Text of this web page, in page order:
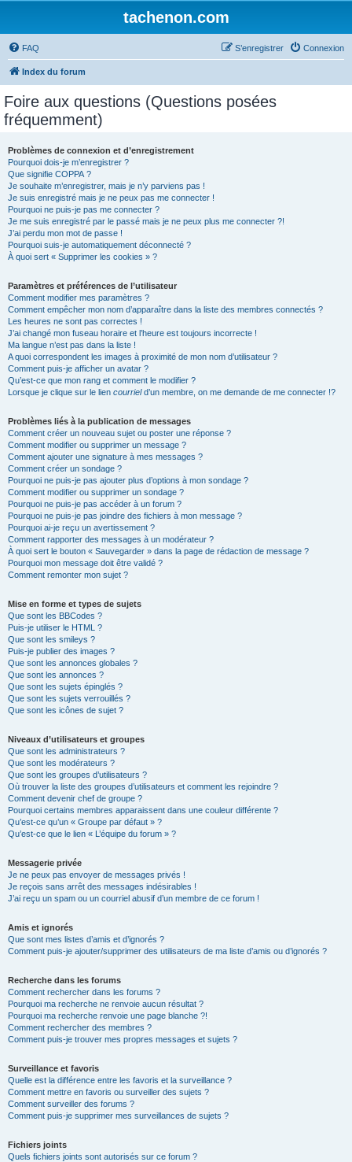
tachenon.com
FAQ Connexion
S’enregistrer
Index du forum
Foire aux questions (Questions posées
fréquemment)
Problèmes de connexion et d’enregistrement
Pourquoi dois-je m’enregistrer ?
Que signifie COPPA ?
Je souhaite m’enregistrer, mais je n’y parviens pas !
Je suis enregistré mais je ne peux pas me connecter !
Pourquoi ne puis-je pas me connecter ?
Je me suis enregistré par le passé mais je ne peux plus me connecter ?!
J’ai perdu mon mot de passe !
Pourquoi suis-je automatiquement déconnecté ?
À quoi sert « Supprimer les cookies » ?
Paramètres et préférences de l’utilisateur
Comment modifier mes paramètres ?
Comment empêcher mon nom d’apparaître dans la liste des membres connectés ?
Les heures ne sont pas correctes !
J’ai changé mon fuseau horaire et l’heure est toujours incorrecte !
Ma langue n’est pas dans la liste !
A quoi correspondent les images à proximité de mon nom d’utilisateur ?
Comment puis-je afficher un avatar ?
Qu’est-ce que mon rang et comment le modifier ?
Lorsque je clique sur le lien courrield’un membre, on me demande de me connecter !?
Problèmes liés à la publication de messages
Comment créer un nouveau sujet ou poster une réponse ?
Comment modifier ou supprimer un message ?
Comment ajouter une signature à mes messages ?
Comment créer un sondage ?
Pourquoi ne puis-je pas ajouter plus d’options à mon sondage ?
Comment modifier ou supprimer un sondage ?
Pourquoi ne puis-je pas accéder à un forum ?
Pourquoi ne puis-je pas joindre des fichiers à mon message ?
Pourquoi ai-je reçu un avertissement ?
Comment rapporter des messages à un modérateur ?
À quoi sert le bouton « Sauvegarder » dans la page de rédaction de message ?
Pourquoi mon message doit être validé ?
Comment remonter mon sujet ?
Mise en forme et types de sujets
Que sont les BBCodes ?
Puis-je utiliser le HTML ?
Que sont les smileys ?
Puis-je publier des images ?
Que sont les annonces globales ?
Que sont les annonces ?
Que sont les sujets épinglés ?
Que sont les sujets verrouillés ?
Que sont les icônes de sujet ?
Niveaux d’utilisateurs et groupes
Que sont les administrateurs ?
Que sont les modérateurs ?
Que sont les groupes d’utilisateurs ?
Où trouver la liste des groupes d’utilisateurs et comment les rejoindre ?
Comment devenir chef de groupe ?
Pourquoi certains membres apparaissent dans une couleur différente ?
Qu’est-ce qu’un « Groupe par défaut » ?
Qu’est-ce que le lien « L’équipe du forum » ?
Messagerie privée
Je ne peux pas envoyer de messages privés !
Je reçois sans arrêt des messages indésirables !
J’ai reçu un spam ou un courriel abusif d’un membre de ce forum !
Amis et ignorés
Que sont mes listes d’amis et d’ignorés ?
Comment puis-je ajouter/supprimer des utilisateurs de ma liste d’amis ou d’ignorés ?
Recherche dans les forums
Comment rechercher dans les forums ?
Pourquoi ma recherche ne renvoie aucun résultat ?
Pourquoi ma recherche renvoie une page blanche ?!
Comment rechercher des membres ?
Comment puis-je trouver mes propres messages et sujets ?
Surveillance et favoris
Quelle est la différence entre les favoris et la surveillance ?
Comment mettre en favoris ou surveiller des sujets ?
Comment surveiller des forums ?
Comment puis-je supprimer mes surveillances de sujets ?
Fichiers joints
Quels fichiers joints sont autorisés sur ce forum ?